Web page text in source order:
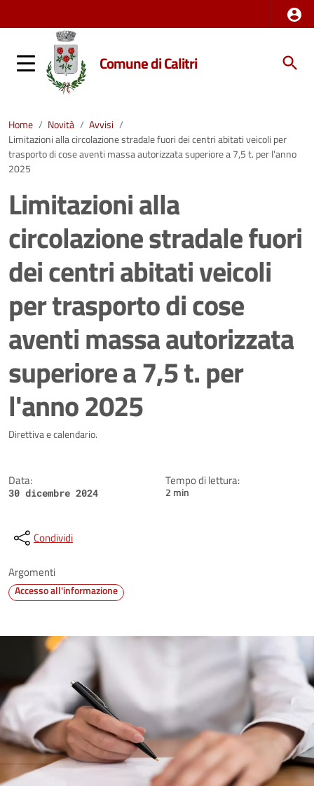
Comune di Calitri
Home / Novità / Avvisi /
Limitazioni alla circolazione stradale fuori dei centri abitati veicoli per
trasporto di cose aventi massa autorizzata superiore a 7,5 t. per l'anno
2025
Limitazioni alla
circolazione stradale fuori
dei centri abitati veicoli
per trasporto di cose
aventi massa autorizzata
superiore a 7,5 t. per
l'anno 2025
Dettagli della notizia
Direttiva e calendario.
Data:
30 dicembre 2024
Tempo di lettura:
2 min
Condividi
Argomenti
Accesso all'informazione